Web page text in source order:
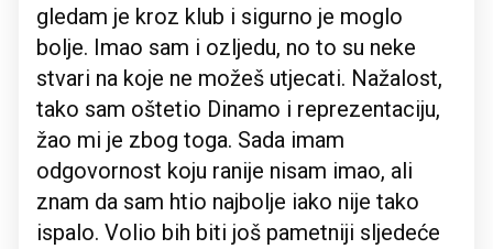
gledam je kroz klub i sigurno je moglo
bolje. Imao sam i ozljedu, no to su neke
stvari na koje ne možeš utjecati. Nažalost,
tako sam oštetio Dinamo i reprezentaciju,
žao mi je zbog toga. Sada imam
odgovornost koju ranije nisam imao, ali
znam da sam htio najbolje iako nije tako
ispalo. Volio bih biti još pametniji sljedeće